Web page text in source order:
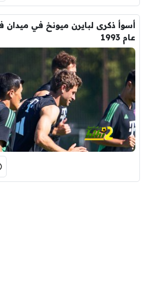
أسوأ ذكرى لبايرن ميونخ في ميدان
عام 1993